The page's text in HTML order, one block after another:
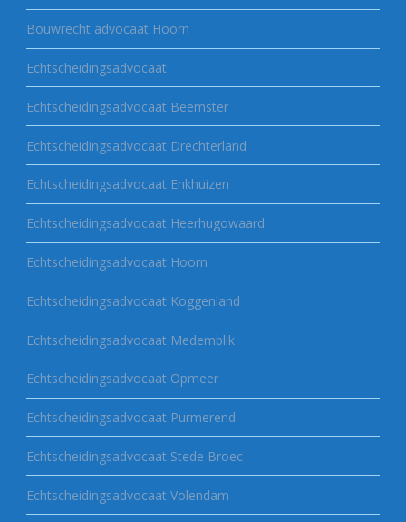
Bouwrecht advocaat Hoorn
Echtscheidingsadvocaat
Echtscheidingsadvocaat Beemster
Echtscheidingsadvocaat Drechterland
Echtscheidingsadvocaat Enkhuizen
Echtscheidingsadvocaat Heerhugowaard
Echtscheidingsadvocaat Hoorn
Echtscheidingsadvocaat Koggenland
Echtscheidingsadvocaat Medemblik
Echtscheidingsadvocaat Opmeer
Echtscheidingsadvocaat Purmerend
Echtscheidingsadvocaat Stede Broec
Echtscheidingsadvocaat Volendam